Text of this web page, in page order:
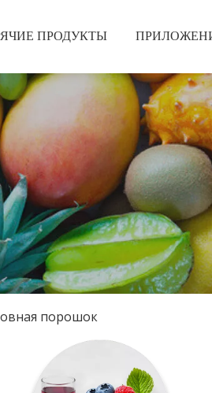
ПРОДУКТЫ
порошок